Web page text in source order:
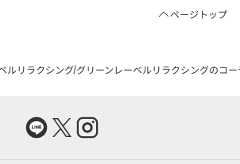
ページトップ
ルリラクシング グリーンレーベルリラクシングのコ